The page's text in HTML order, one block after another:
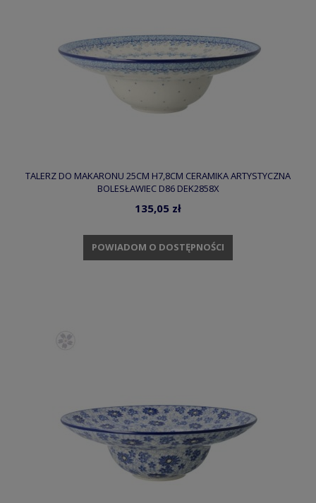
TALERZ DO MAKARONU 25CM H7,8CM CERAMIKA ARTYSTYCZNA
BOLESŁAWIEC D86 DEK2858X
135,05 zł
POWIADOM O DOSTĘPNOŚCI